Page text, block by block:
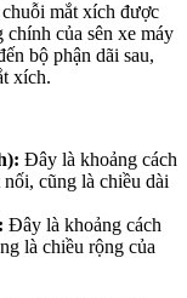
mắt xích được
của sên xe máy
bộ phận dãi sau,
xích.
Đây là khoảng cách
cũng là chiều dài
Đây là khoảng cách
là chiều rộng của